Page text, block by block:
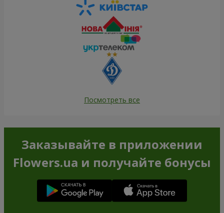
Посмотреть все
Заказывайте в приложении
Flowers.ua и получайте бонусы